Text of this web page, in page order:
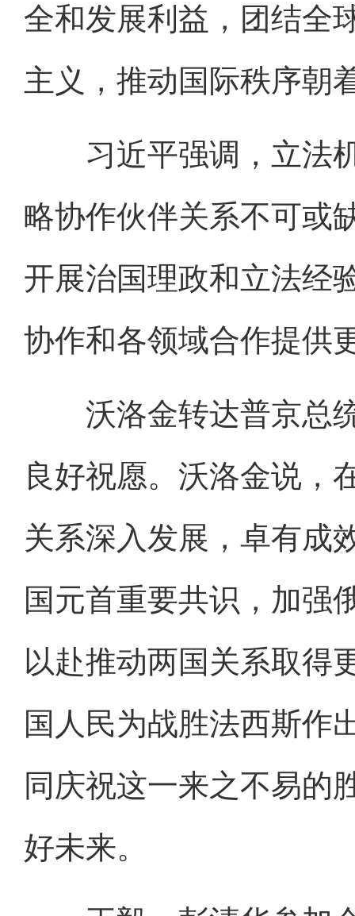
全和发展利益，团结全
主义，推动国际秩序朝
习近平强调，立法机
略协作伙伴关系不可或
开展治国理政和立法经
协作和各领域合作提供
沃洛金转达普京总统
良好祝愿。沃洛金说，
关系深入发展，卓有成
国元首重要共识，加强
以赴推动两国关系取得
国人民为战胜法西斯作
同庆祝这一来之不易的
好未来。